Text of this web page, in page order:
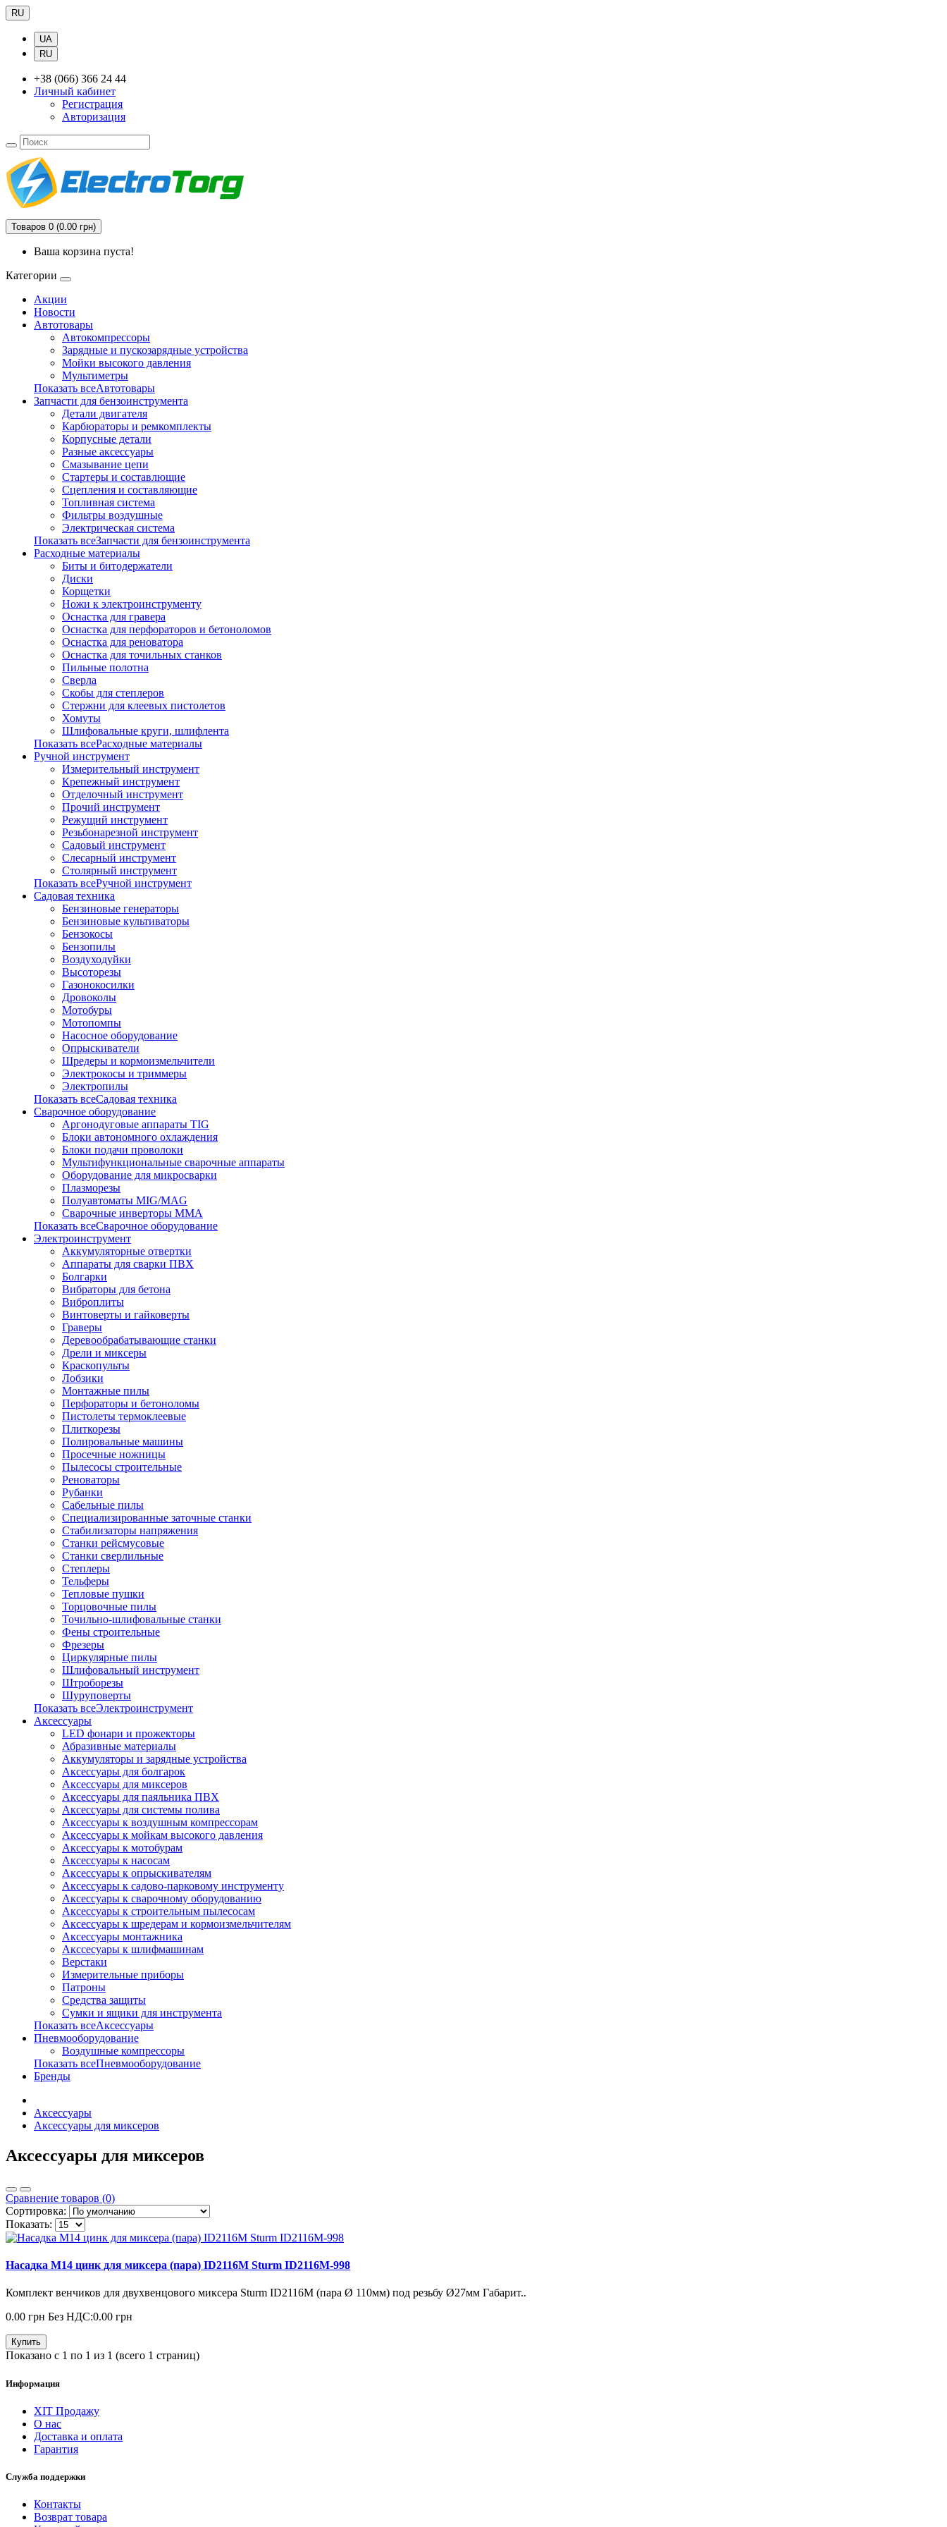
RU
UA
RU
+38 (066) 366 24 44
Личный кабинет
Регистрация
Авторизация
Товаров 0 (0.00 грн)
Ваша корзина пуста!
Категории
Акции
Новости
Автотовары
Автокомпрессоры
Зарядные и пускозарядные устройства
Мойки высокого давления
Мультиметры
Показать всеАвтотовары
Запчасти для бензоинструмента
Детали двигателя
Карбюраторы и ремкомплекты
Корпусные детали
Разные аксессуары
Смазывание цепи
Стартеры и составлющие
Сцепления и составляющие
Топливная система
Фильтры воздушные
Электрическая система
Показать всеЗапчасти для бензоинструмента
Расходные материалы
Биты и битодержатели
Диски
Корщетки
Ножи к электроинструменту
Оснастка для гравера
Оснастка для перфораторов и бетоноломов
Оснастка для реноватора
Оснастка для точильных станков
Пильные полотна
Сверла
Скобы для степлеров
Стержни для клеевых пистолетов
Хомуты
Шлифовальные круги, шлифлента
Показать всеРасходные материалы
Ручной инструмент
Измерительный инструмент
Крепежный инструмент
Отделочный инструмент
Прочий инструмент
Режущий инструмент
Резьбонарезной инструмент
Садовый инструмент
Слесарный инструмент
Столярный инструмент
Показать всеРучной инструмент
Садовая техника
Бензиновые генераторы
Бензиновые культиваторы
Бензокосы
Бензопилы
Воздуходуйки
Высоторезы
Газонокосилки
Дровоколы
Мотобуры
Мотопомпы
Насосное оборудование
Опрыскиватели
Шредеры и кормоизмельчители
Электрокосы и триммеры
Электропилы
Показать всеСадовая техника
Сварочное оборудование
Аргонодуговые аппараты TIG
Блоки автономного охлаждения
Блоки подачи проволоки
Мультифункциональные сварочные аппараты
Оборудование для микросварки
Плазморезы
Полуавтоматы MIG/MAG
Сварочные инверторы ММА
Показать всеСварочное оборудование
Электроинструмент
Аккумуляторные отвертки
Аппараты для сварки ПВХ
Болгарки
Вибраторы для бетона
Виброплиты
Винтоверты и гайковерты
Граверы
Деревообрабатывающие станки
Дрели и миксеры
Краскопульты
Лобзики
Монтажные пилы
Перфораторы и бетоноломы
Пистолеты термоклеевые
Плиткорезы
Полировальные машины
Просечные ножницы
Пылесосы строительные
Реноваторы
Рубанки
Сабельные пилы
Специализированные заточные станки
Стабилизаторы напряжения
Станки рейсмусовые
Станки сверлильные
Степлеры
Тельферы
Тепловые пушки
Торцовочные пилы
Точильно-шлифовальные станки
Фены строительные
Фрезеры
Циркулярные пилы
Шлифовальный инструмент
Штроборезы
Шуруповерты
Показать всеЭлектроинструмент
Аксессуары
LED фонари и прожекторы
Абразивные материалы
Аккумуляторы и зарядные устройства
Аксессуары для болгарок
Аксессуары для миксеров
Аксессуары для паяльника ПВХ
Аксессуары для системы полива
Аксессуары к воздушным компрессорам
Аксессуары к мойкам высокого давления
Аксессуары к мотобурам
Аксессуары к насосам
Аксессуары к опрыскивателям
Аксессуары к садово-парковому инструменту
Аксессуары к сварочному оборудованию
Аксессуары к строительным пылесосам
Аксессуары к шредерам и кормоизмельчителям
Аксессуары монтажника
Акссесуары к шлифмашинам
Верстаки
Измерительные приборы
Патроны
Средства защиты
Сумки и ящики для инструмента
Показать всеАксессуары
Пневмооборудование
Воздушные компрессоры
Показать всеПневмооборудование
Бренды
Аксессуары
Аксессуары для миксеров
Аксессуары для миксеров
Сравнение товаров (0)
Сортировка:
Показать:
Насадка М14 цинк для миксера (пара) ID2116M Sturm ID2116M-998
Комплект венчиков для двухвенцового миксера Sturm ID2116M (пара Ø 110мм) под резьбу Ø27мм Габарит..
0.00 грн Без НДС:0.00 грн
Купить
Показано с 1 по 1 из 1 (всего 1 страниц)
Информация
ХІТ Продажу
О нас
Доставка и оплата
Гарантия
Служба поддержки
Контакты
Возврат товара